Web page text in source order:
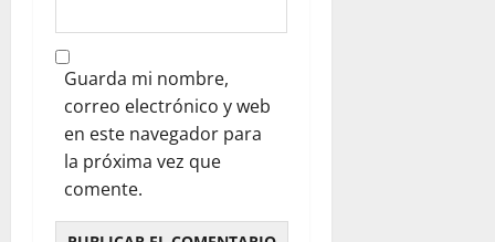
Guarda mi nombre,
correo electrónico y web
en este navegador para
la próxima vez que
comente.